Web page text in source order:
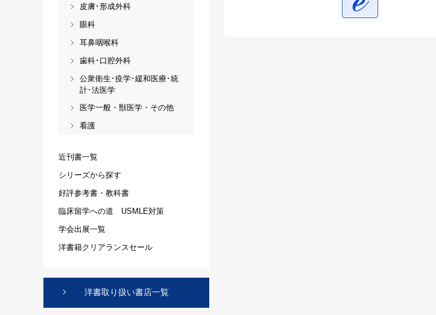
皮膚･形成外科
眼科
耳鼻咽喉科
歯科･口腔外科
公衆衛生･疫学･緩和医療･統
計･法医学
医学一般・獣医学・その他
看護
近刊書一覧
シリーズから探す
好評参考書・教科書
臨床留学への道 USMLE対策
学会出展一覧
洋書籍クリアランスセール
洋書取り扱い書店一覧